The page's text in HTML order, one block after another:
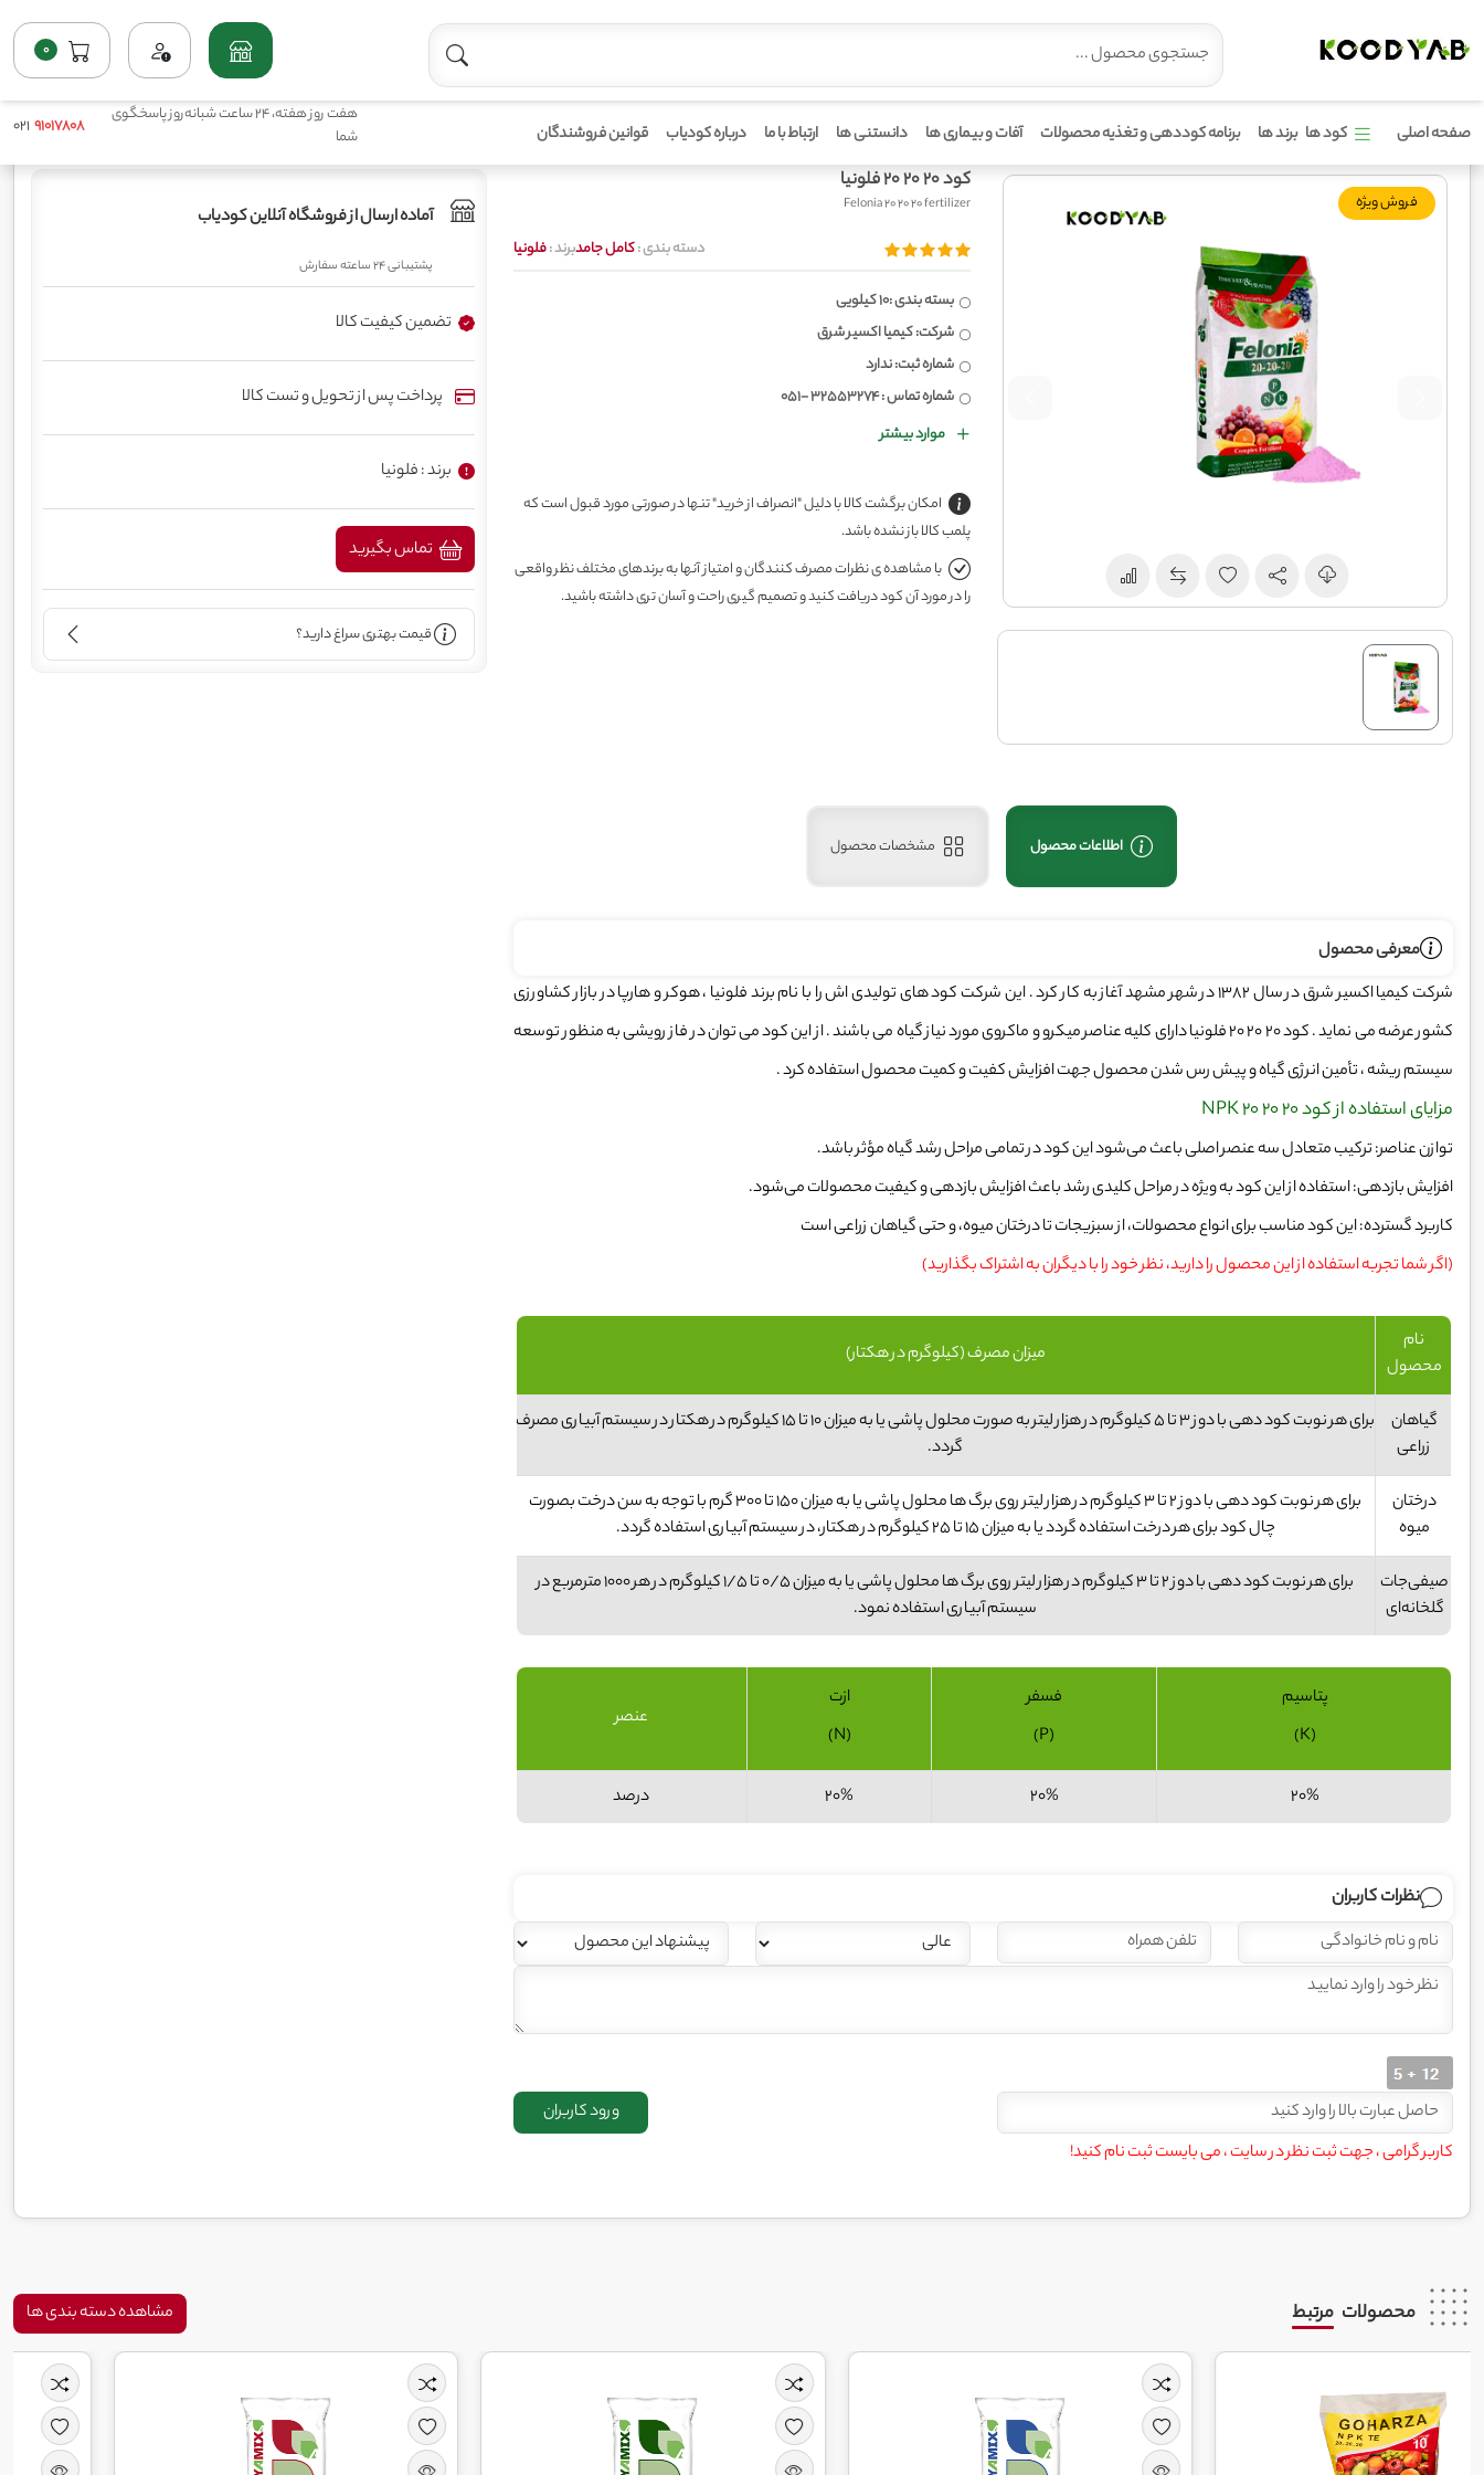
0
صفحه اصلی کود ها برند ها برنامه کوددهی و تغذیه محصولات آفات و بیماری ها دانستنی ها ارتباط با ما درباره کودیاب قوانین فروشندگان
هفت روز هفته، 24 ساعت شبانه‌روز پاسخگوی
شما
91017808
021
خانه فروشگاه کامل جامد کود 20 20 20 فلونیا
فروش ویژه
کود 20 20 20 فلونیا
Felonia 20 20 20 fertilizer
دسته بندی :کامل جامدبرند :فلونیا
بسته بندی :10 کیلویی
شرکت: کیمیا اکسیر شرق
شماره ثبت: ندارد
شماره تماس : ۳۲۵۵۳۲۷۴ -۰۵۱
موارد بیشتر
امکان برگشت کالا با دلیل "انصراف از خرید" تنها در صورتی مورد قبول است که
پلمب کالا باز نشده باشد.
با مشاهده ی نظرات مصرف کنندگان و امتیاز آنها به برندهای مختلف نظر واقعی
را در مورد آن کود دریافت کنید و تصمیم گیری راحت و آسان تری داشته باشید.
اطلاعات محصول مشخصات محصول
معرفی محصول
شرکت کیمیا اکسیر شرق در سال 1382 در شهر مشهد آغاز به کار کرد . این شرکت کود های تولیدی اش را با نام برند فلونیا ، هوکر و هارپا در بازار کشاورزی
کشور عرضه می نماید . کود 20 20 20 فلونیا دارای کلیه عناصر میکرو و ماکروی مورد نیاز گیاه می باشند . از این کود می توان در فاز رویشی به منظور توسعه
سیستم ریشه ، تأمین انرژی گیاه و پیش رس شدن محصول جهت افزایش کفیت و کمیت محصول استفاده کرد .
مزایای استفاده از کود NPK 20 20 20
توازن عناصر: ترکیب متعادل سه عنصر اصلی باعث می‌شود این کود در تمامی مراحل رشد گیاه مؤثر باشد.
افزایش بازدهی: استفاده از این کود به‌ ویژه در مراحل کلیدی رشد باعث افزایش بازدهی و کیفیت محصولات می‌شود.
کاربرد گسترده: این کود مناسب برای انواع محصولات، از سبزیجات تا درختان میوه، و حتی گیاهان زراعی است
(اگر شما تجربه استفاده از این محصول را دارید، نظر خود را با دیگران به اشتراک بگذارید)
میزان مصرف (کیلوگرم در هکتار)
نام
محصول
برای هر نوبت کود دهی با دوز ۳ تا ۵ کیلوگرم در هزار لیتر به صورت محلول پاشی یا به میزان ۱۰ تا ۱۵ کیلوگرم در هکتار در سیستم آبیاری مصرف
گردد.
گیاهان
زراعی
برای هر نوبت کود دهی با دوز ۲ تا ۳ کیلوگرم در هزار لیتر روی برگ ها محلول پاشی یا به میزان ۱۵۰ تا ۳۰۰ گرم با توجه به سن درخت بصورت
چال کود برای هر درخت استفاده گردد یا به میزان ۱۵ تا ۲۵ کیلوگرم در هکتار، در سیستم آبیاری استفاده گردد.
درختان
میوه
برای هر نوبت کود دهی با دوز ۲ تا ۳ کیلوگرم در هزار لیتر روی برگ ها محلول پاشی یا به میزان 0/5 تا 1/5 کیلوگرم در هر ۱۰۰۰ مترمربع در
سیستم آبیاری استفاده نمود.
صیفی‌جات
گلخانه‌ای
عنصر
ازت
(N)
فسفر
(P)
پتاسیم
(K)
درصد 20% 20% 20%
نظرات کاربران
کاربر گرامی ، جهت ثبت نظر در سایت ، می بایست ثبت نام کنید!
آماده ارسال از فروشگاه آنلاین کودیاب
پشتیبانی 24 ساعته سفارش
تضمین کیفیت کالا
پرداخت پس از تحویل و تست کالا
برند : فلونیا
قیمت بهتری سراغ دارید؟
محصولات مرتبط مشاهده دسته بندی ها